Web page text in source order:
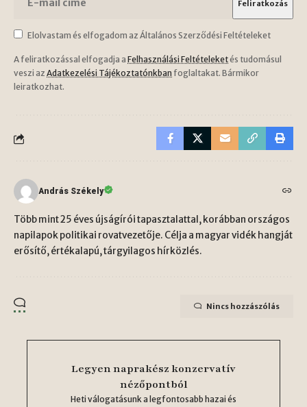
Elolvastam és elfogadom az Általános Szerződési Feltételeket
A feliratkozással elfogadja a Felhasználási Feltételeketés tudomásul
veszi az Adatkezelési Tájékoztatónkban foglaltakat. Bármikor
leiratkozhat.
András Székely
Több mint 25 éves újságírói tapasztalattal, korábban országos
napilapok politikai rovatvezetője. Célja a magyar vidék hangját
erősítő, értékalapú, tárgyilagos hírközlés.
Nincs hozzászólás
Legyen naprakész konzervatív
nézőpontból
Heti válogatásunk a legfontosabb hazai és